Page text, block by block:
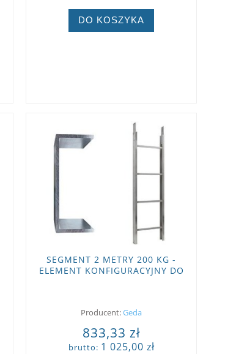
DO KOSZYKA
SEGMENT 2 METRY 200 KG -
ELEMENT KONFIGURACYJNY DO
Producent:Geda
833,33 zł
brutto: 1 025,00 zł